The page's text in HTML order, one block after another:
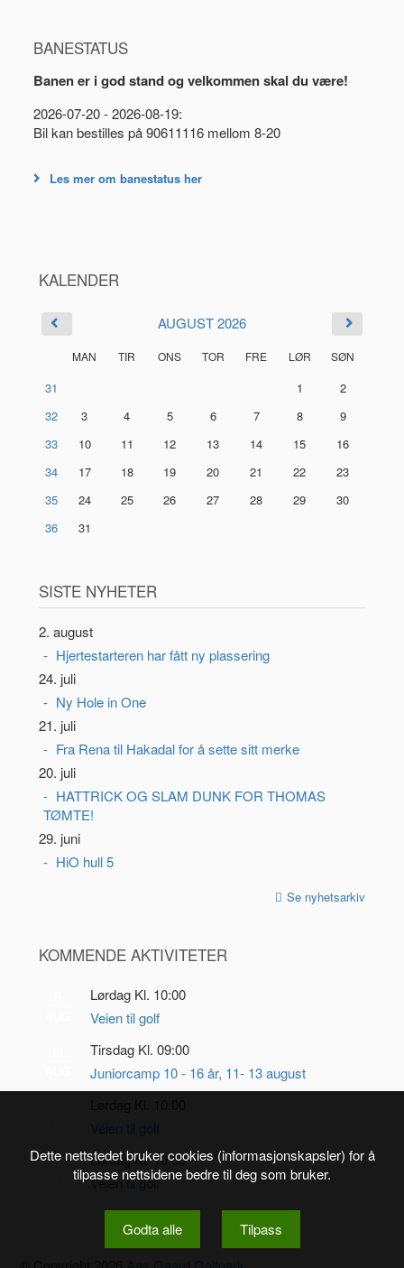
BANESTATUS
Banen er i god stand og velkommen skal du være!
2026-07-20 - 2026-08-19:
Bil kan bestilles på 90611116 mellom 8-20
Les mer om banestatus her
KALENDER
AUGUST 2026
MAN TIR ONS TOR FRE LØR SØN
31 1
2
32
3 4 5 6 7 8
9
33
10 11 12 13 14 15
16
34
17 18 19 20 21 22
23
35
24 25 26 27 28 29
30
36
31
SISTE NYHETER
2. august
Hjertestarteren har fått ny plassering
24. juli
Ny Hole in One
21. juli
Fra Rena til Hakadal for å sette sitt merke
20. juli
HATTRICK OG SLAM DUNK FOR THOMAS
TØMTE!
29. juni
HiO hull 5
Se nyhetsarkiv
KOMMENDE AKTIVITETER
Lørdag Kl. 10:00
Veien til golf
Tirsdag Kl. 09:00
Juniorcamp 10 - 16 år, 11- 13 august
5
Lørdag Kl. 10:00
Veien til golf
Dette nettstedet bruker cookies (informasjonskapsler) for å
tilpasse nettsidene bedre til deg som bruker.
Godta alle Tilpass